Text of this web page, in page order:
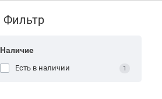
Фильтр
Наличие
Есть в наличии 1